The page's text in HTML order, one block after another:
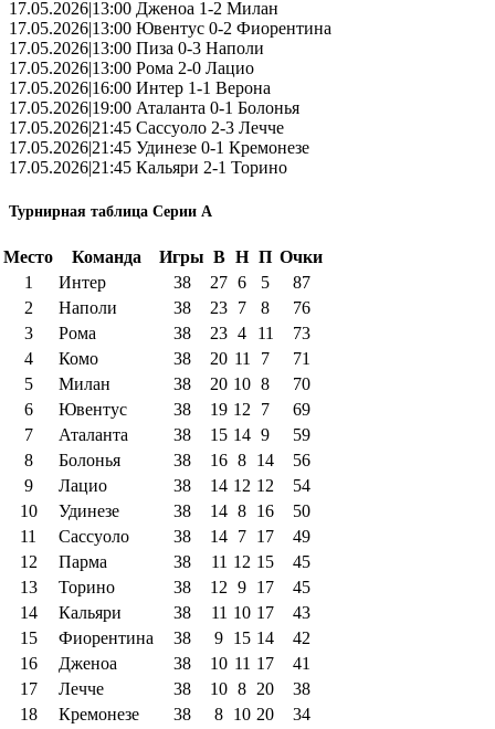
17.05.2026|13:00 Дженоа 1-2 Милан
17.05.2026|13:00 Ювентус 0-2 Фиорентина
17.05.2026|13:00 Пиза 0-3 Наполи
17.05.2026|13:00 Рома 2-0 Лацио
17.05.2026|16:00 Интер 1-1 Верона
17.05.2026|19:00 Аталанта 0-1 Болонья
17.05.2026|21:45 Сассуоло 2-3 Лечче
17.05.2026|21:45 Удинезе 0-1 Кремонезе
17.05.2026|21:45 Кальяри 2-1 Торино
Турнирная таблица Серии А
Место Команда Игры В Н П Очки
1
Интер 38 27 6 5
87
2
Наполи 38 23 7 8
76
3
Рома 38 23 4 11
73
4
Комо 38 20 11 7
71
5
Милан 38 20 10 8
70
6
Ювентус 38 19 12 7
69
7
Аталанта 38 15 14 9
59
8
Болонья 38 16 8 14
56
9
Лацио 38 14 12 12
54
10
Удинезе 38 14 8 16
50
11
Сассуоло 38 14 7 17
49
12
Парма 38 11 12 15
45
13
Торино 38 12 9 17
45
14
Кальяри 38 11 10 17
43
15
Фиорентина 38 9 15 14
42
16
Дженоа 38 10 11 17
41
17
Лечче 38 10 8 20
38
18
Кремонезе 38 8 10 20
34